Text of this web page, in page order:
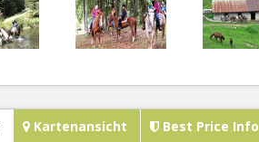
Kartenansicht Best Price Info